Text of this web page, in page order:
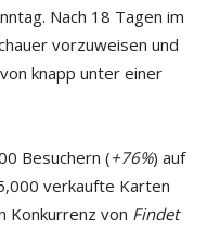
Nach 18 Tagen im
vorzuweisen und
knapp unter einer
Besuchern (+76%) auf
verkaufte Karten
Konkurrenz von Findet